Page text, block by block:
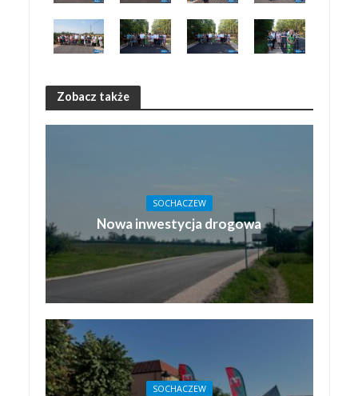
Zobacz także
SOCHACZEW
Nowa inwestycja drogowa
SOCHACZEW